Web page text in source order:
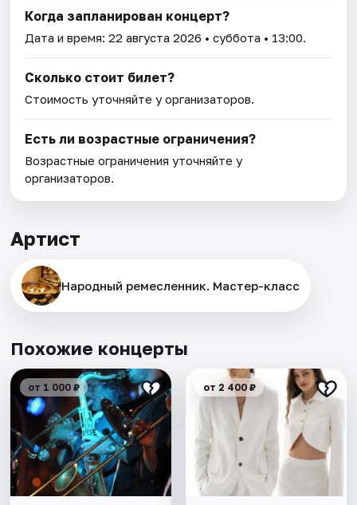
Когда запланирован концерт?
Дата и время:22 августа 2026 • суббота • 13:00.
Сколько стоит билет?
Стоимость уточняйте у организаторов.
Есть ли возрастные ограничения?
Возрастные ограничения уточняйте у
организаторов.
Артист
Народный ремесленник. Мастер-класс
Похожие концерты
от 1 000 ₽ от 2 400 ₽